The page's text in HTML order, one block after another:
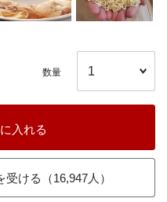
数量
入れる
ける（16,947人）